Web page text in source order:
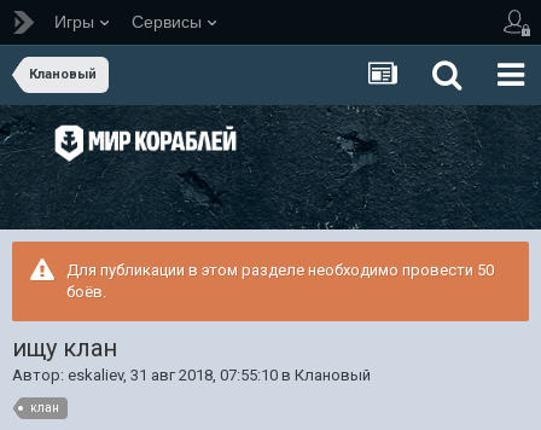
Игры Сервисы
Клановый
Для публикации в этом разделе необходимо провести 50
боёв.
ищу клан
Автор: eskaliev, 31 авг 2018, 07:55:10 в Клановый
клан